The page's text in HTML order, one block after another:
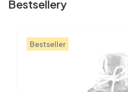
Bestsellery
Bestseller